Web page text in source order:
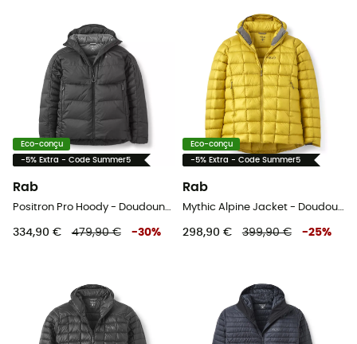
Eco-conçu
-5% Extra - Code Summer5
Rab
Positron Pro Hoody - Doudoune homme
334,90 € 479,90 € -30%
Eco-conçu
-5% Extra - Code Summer5
Rab
Mythic Alpine Jacket - Doudoune homme
298,90 € 399,90 € -25%